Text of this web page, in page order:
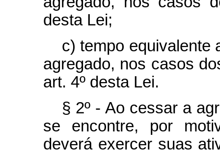
desta Lei;
c) tempo equivalente
agregado, nos casos
art. 4º desta Lei.
§ 2º - Ao cessar a
se encontre, por
deverá exercer suas